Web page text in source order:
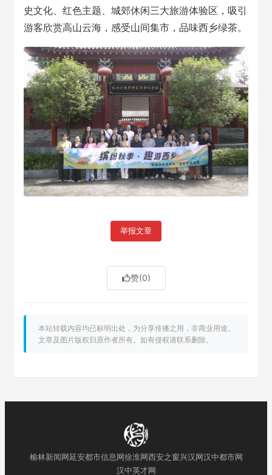
史文化、红色主题、城郊休闲三大旅游体验区，吸引
游客欣赏高山云海，感受山间集市，品味西乡绿茶。
举报文章
赞(0)
本站转载内容均已标明出处，为分享传播之用，非商业用途。
文章及图片版权归原作者所有。如有侵权请联系删除。
榆林新闻网延安都市信息网徐淮网西安之窗兴汉网汉中都市网
汉中英才网